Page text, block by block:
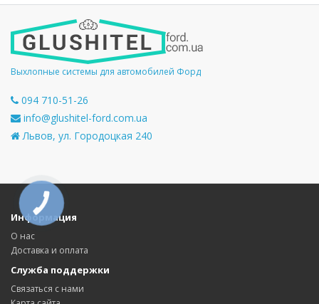
Выхлопные системы для автомобилей Форд
094 710-51-26
info@glushitel-ford.com.ua
Львов, ул. Городоцкая 240
Информация
О нас
Доставка и оплата
Служба поддержки
Связаться с нами
КНОПКА
СВЯЗИ